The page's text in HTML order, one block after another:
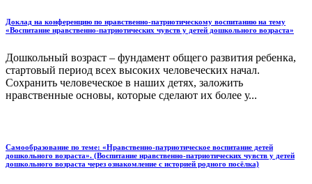
Доклад на конференцию по нравственно-патриотическому воспитанию на тему
«Воспитание нравственно-патриотических чувств у детей дошкольного возраста»
Дошкольный возраст – фундамент общего развития ребенка,
стартовый период всех высоких человеческих начал.
Сохранить человеческое в наших детях, заложить
нравственные основы, которые сделают их более у...
Самообразование по теме: «Нравственно-патриотическое воспитание детей
дошкольного возраста». (Воспитание нравственно-патриотических чувств у детей
дошкольного возраста через ознакомление с историей родного посёлка)